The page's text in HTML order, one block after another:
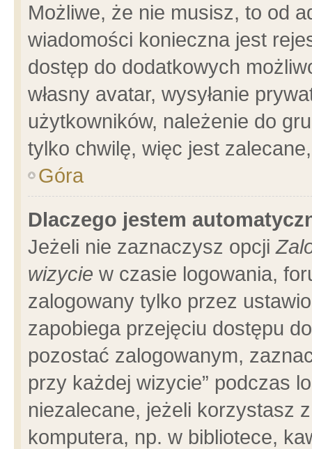
Możliwe, że nie musisz, to od
wiadomości konieczna jest
dostęp do dodatkowych
własny avatar, wysyłanie
użytkowników, należenie do
tylko chwilę, więc jest
Góra
Dlaczego jestem
Jeżeli nie zaznaczysz opcji
wizycie w czasie logowania,
zalogowany tylko przez
zapobiega przejęciu dostępu
pozostać zalogowanym,
przy każdej wizycie” podczas
niezalecane, jeżeli korzystasz
komputera, np. w bibliotece,